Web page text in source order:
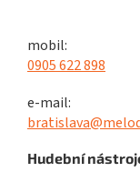
mobil:
0905 622 898
e-mail:
Hudební